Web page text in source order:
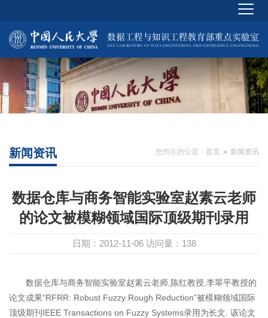
您所在的位置： 首页 新闻资讯
新闻资讯
数据仓库与商务智能实验室赵素云老师
的论文被模糊领域国际顶级期刊录用
日期：2012-11-06 访问量： 138
数据仓库与商务智能实验室赵素云老师,陈红教授,李翠平教授的
论文成果“RFRR: Robust Fuzzy Rough Reduction”被模糊领域国际
顶级期刊IEEE Transactions on Fuzzy Systems录用为长文. 该论文